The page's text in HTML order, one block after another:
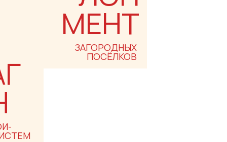
МЕНТ
ЗАГОРОДНЫХ
ПОСЁЛКОВ